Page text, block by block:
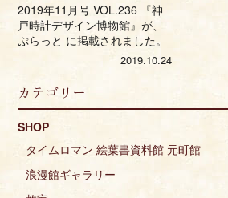
2019年11月号 VOL.236 『神
戸時計デザイン博物館』が、
ぷらっと に掲載されました。
2019.10.24
カテゴリー
SHOP
タイムロマン 絵葉書資料館 元町館
浪漫館ギャラリー